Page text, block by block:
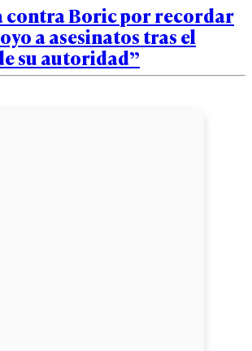
contra Boric por recordar
a asesinatos tras el
su autoridad”